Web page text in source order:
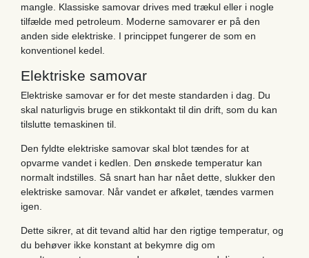
mangle. Klassiske samovar drives med trækul eller i nogle
tilfælde med petroleum. Moderne samovarer er på den
anden side elektriske. I princippet fungerer de som en
konventionel kedel.
Elektriske samovar
Elektriske samovar er for det meste standarden i dag. Du
skal naturligvis bruge en stikkontakt til din drift, som du kan
tilslutte temaskinen til.
Den fyldte elektriske samovar skal blot tændes for at
opvarme vandet i kedlen. Den ønskede temperatur kan
normalt indstilles. Så snart han har nået dette, slukker den
elektriske samovar. Når vandet er afkølet, tændes varmen
igen.
Dette sikrer, at dit tevand altid har den rigtige temperatur, og
du behøver ikke konstant at bekymre dig om